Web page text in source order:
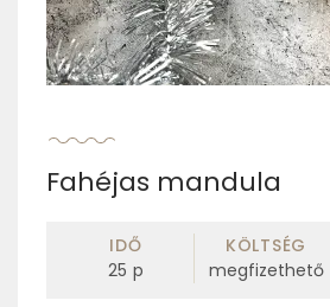
Fahéjas mandula
IDŐ
25 p
KÖLTSÉG
megfizethető